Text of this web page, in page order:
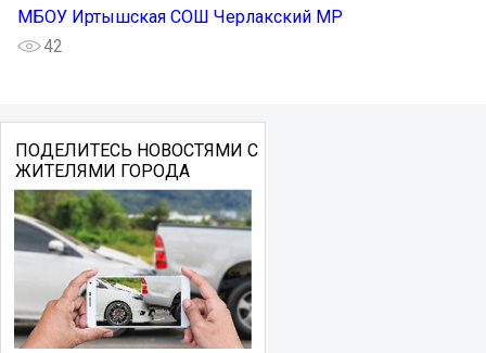
МБОУ Иртышская СОШ Черлакский МР
42
ПОДЕЛИТЕСЬ НОВОСТЯМИ С
ЖИТЕЛЯМИ ГОРОДА